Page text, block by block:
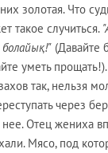
золотая. Что
такое случиться.
болайық!" (Давайте
уметь прощать!).
так, нельзя
через
нее. Отец жениха
Мясо, под